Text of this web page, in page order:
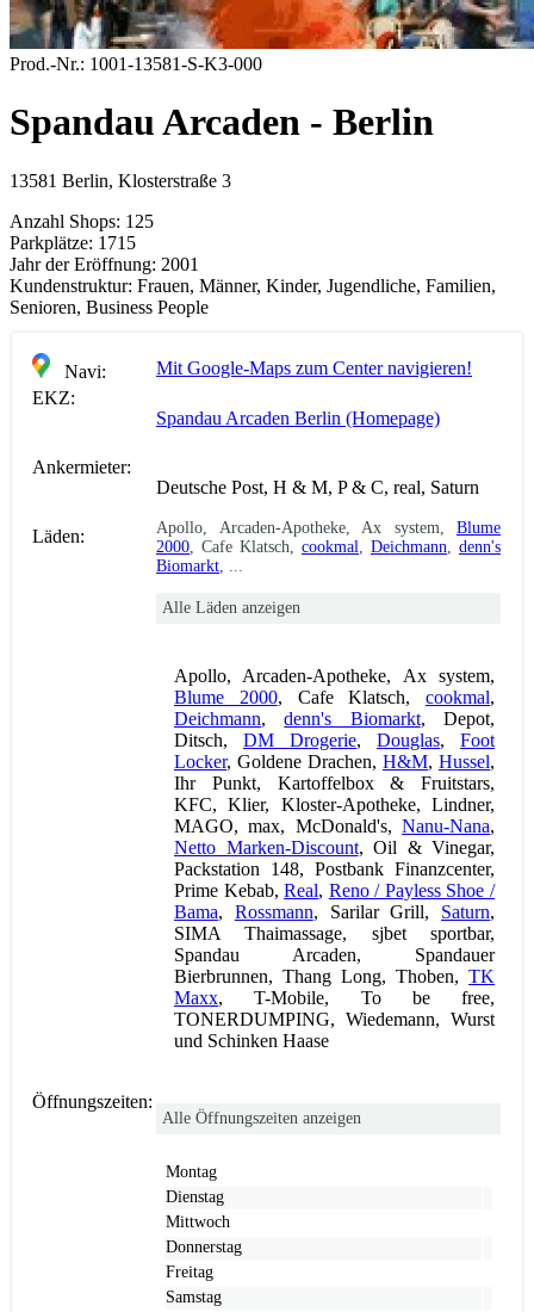
Prod.-Nr.: 1001-13581-S-K3-000
Spandau Arcaden - Berlin
13581 Berlin, Klosterstraße 3
Anzahl Shops: 125
Parkplätze: 1715
Jahr der Eröffnung: 2001
Kundenstruktur: Frauen, Männer, Kinder, Jugendliche, Familien,
Senioren, Business People
Navi:
Mit Google-Maps zum Center navigieren!
EKZ:
Spandau Arcaden Berlin (Homepage)
Ankermieter:
Deutsche Post, H & M, P & C, real, Saturn
Läden: Apollo, Arcaden-Apotheke, Ax system, Blume
2000 , Cafe Klatsch, cookmal Deichmann
denn's
Biomarkt
Alle Läden anzeigen
Apollo, Arcaden-Apotheke, Ax system,
Blume 2000, Cafe Klatsch, cookmal,
Deichmann,denn's Biomarkt, Depot,
Ditsch, DM Drogerie, Douglas, Foot
Locker, Goldene Drachen, H&M, Hussel,
Ihr Punkt, Kartoffelbox & Fruitstars,
KFC, Klier, Kloster-Apotheke, Lindner,
MAGO, max, McDonald's, Nanu-Nana,
Netto Marken-Discount, Oil & Vinegar,
Packstation 148, Postbank Finanzcenter,
Prime Kebab,Real, Reno / Payless Shoe /
Bama, Rossmann, Sarilar Grill, Saturn,
SIMA Thaimassage, sjbet sportbar,
Spandau Arcaden, Spandauer
Bierbrunnen, Thang Long, Thoben, TK
Maxx, T-Mobile, To be free,
TONERDUMPING, Wiedemann, Wurst
und Schinken Haase
Öffnungszeiten:
Alle Öffnungszeiten anzeigen
Montag
Dienstag
Mittwoch
Donnerstag
Freitag
Samstag